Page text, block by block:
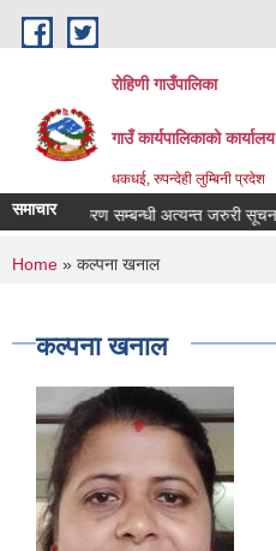
Skip to main content
रोहिणी गाउँपालिका
गाउँ कार्यपालिकाको कार्यालय
धकधई, रुपन्देही लुम्बिनी प्रदेश
समाचार
वर्गीकरण सम्बन्धी अत्यन्त जरुरी सूचना !
You are here
Home » कल्पना खनाल
कल्पना खनाल